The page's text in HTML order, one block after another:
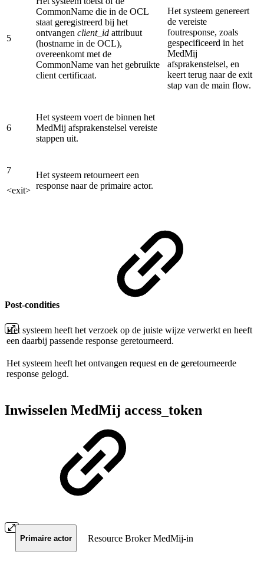
5
CommonName die in de OCL
staat geregistreerd bij het
ontvangen client_id attribuut
(hostname in de OCL),
overeenkomt met de
CommonName van het gebruikte
client certificaat.
Het systeem genereert
de vereiste
foutresponse, zoals
gespecificeerd in het
MedMij
afsprakenstelsel, en
keert terug naar de exit
stap van de main flow.
6
Het systeem voert de binnen het
MedMij afsprakenstelsel vereiste
stappen uit.
7
<exit>
Het systeem retourneert een
response naar de primaire actor.
Post-condities
Het systeem heeft het verzoek op de juiste wijze verwerkt en heeft
een daarbij passende response geretourneerd.
Het systeem heeft het ontvangen request en de geretourneerde
response gelogd.
Inwisselen MedMij access_token
Primaire actor Resource Broker MedMij-in